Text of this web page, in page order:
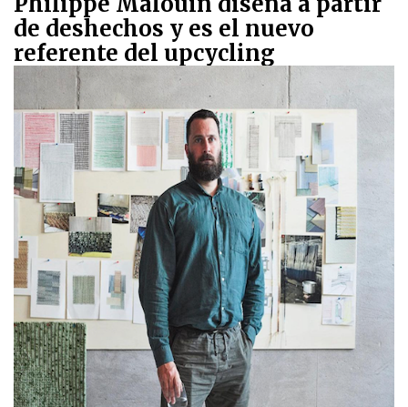
de deshechos y es el nuevo
referente del upcycling